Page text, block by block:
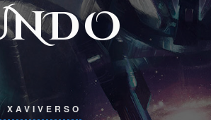
XAVIVERSO